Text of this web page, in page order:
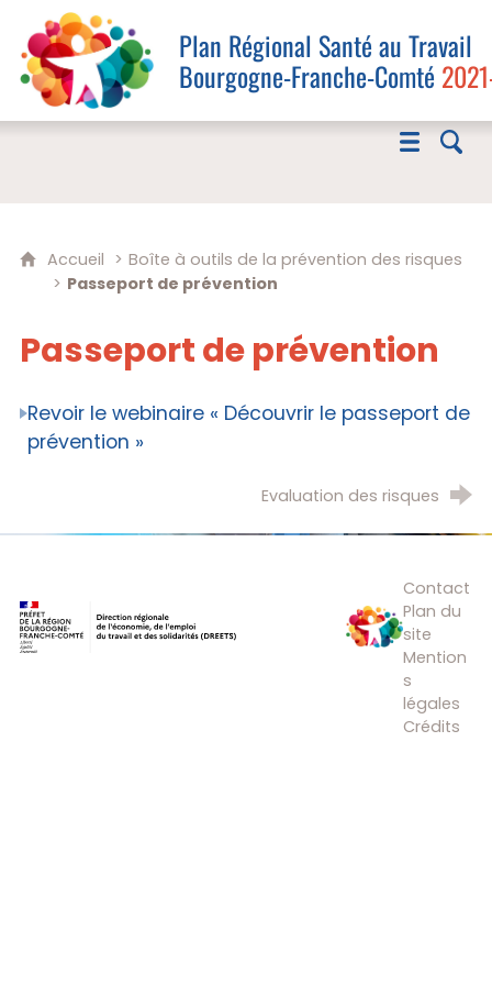
Plan Régional Santé au Travail
Bourgogne-Franche-Comté
Accueil
Boîte à outils de la prévention des risques
Passeport de prévention
Passeport de prévention
Revoir le webinaire « Découvrir le passeport de
prévention »
Evaluation des risques
Direction régionale de l’économie, de
PlanContact
Plan du
site
Mention
s
légales
Crédits